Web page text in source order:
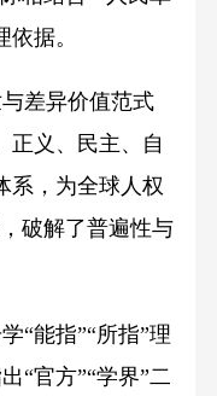
据。
差异价值范式
正义、民主、自
系，为全球人权
破解了普遍性与
能指”“所指”理
“官方”“学界”二